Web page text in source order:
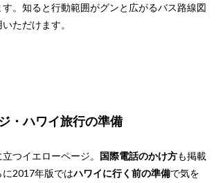
。知ると行動範囲がグンと広がるバス路線図
ただけます。
・ハワイ旅行の準備
つイエローページ。 国際電話のかけ方も掲載
2017年版ではハワイに行く前の準備で気を